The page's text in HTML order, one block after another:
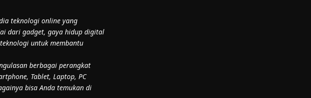
teknologi online yang
dari gadget, gaya hidup digital
untuk membantu
berbagai perangkat
Tablet, Laptop, PC
bisa Anda temukan di